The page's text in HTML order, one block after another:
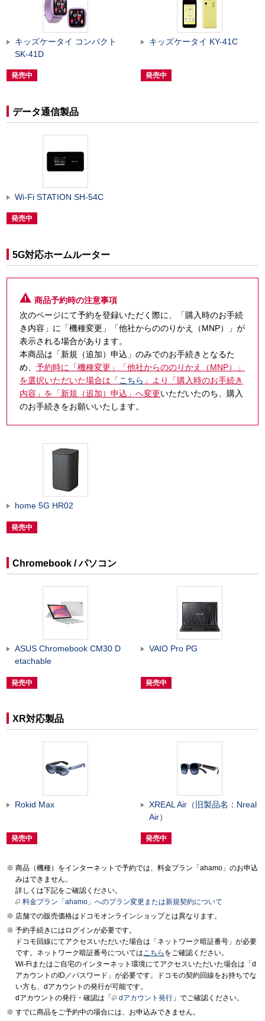
キッズケータイ コンパクト
SK-41D
発売中
キッズケータイ KY-41C
発売中
データ通信製品
Wi-Fi STATION SH-54C
発売中
5G対応ホームルーター
商品予約時の注意事項
次のページにて予約を登録いただく際に、「購入時のお手続
き内容」に「機種変更」「他社からののりかえ（MNP）」が
表示される場合があります。
本商品は「新規（追加）申込」のみでのお手続きとなるた
め、 予約時に「機種変更」「他社からののりかえ（MNP）」
を選択いただいた場合は「 こちら 」より「購入時のお手続き
内容」を「新規（追加）申込」へ変更いただいたのち、購入
のお手続きをお願いいたします。
home 5G HR02
発売中
Chromebook / パソコン
ASUS Chromebook CM30 D
etachable
発売中
VAIO Pro PG
発売中
XR対応製品
Rokid Max
発売中
XREAL Air（旧製品名：Nreal
Air）
発売中
商品（機種）をインターネットで予約では、料金プラン「ahamo」のお申込
みはできません。
詳しくは下記をご確認ください。
料金プラン「ahamo」へのプラン変更または新規契約について
店舗での販売価格はドコモオンラインショップとは異なります。
予約手続きにはログインが必要です。
ドコモ回線にてアクセスいただいた場合は「ネットワーク暗証番号」が必要
です。ネットワーク暗証番号については こちら をご確認ください。
Wi-Fiまたはご自宅のインターネット環境にてアクセスいただいた場合は「d
アカウントのID／パスワード」が必要です。ドコモの契約回線をお持ちでな
い方も、dアカウントの発行が可能です。
dアカウントの発行・確認は「
dアカウント発行 」でご確認ください。
すでに商品をご予約中の場合には、お申込みできません。